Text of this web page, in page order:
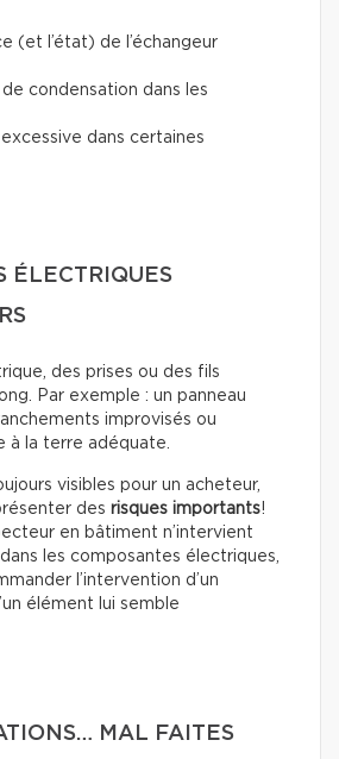
(et l’état) de l’échangeur
de condensation dans les
excessive dans certaines
ÉLECTRIQUES
des prises ou des fils
Par exemple : un panneau
improvisés ou
à la terre adéquate.
visibles pour un acheteur,
des risques importants!
en bâtiment n’intervient
les composantes électriques,
l’intervention d’un
élément lui semble
MAL FAITES